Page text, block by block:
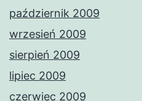
październik 2009
wrzesień 2009
sierpień 2009
lipiec 2009
czerwiec 2009